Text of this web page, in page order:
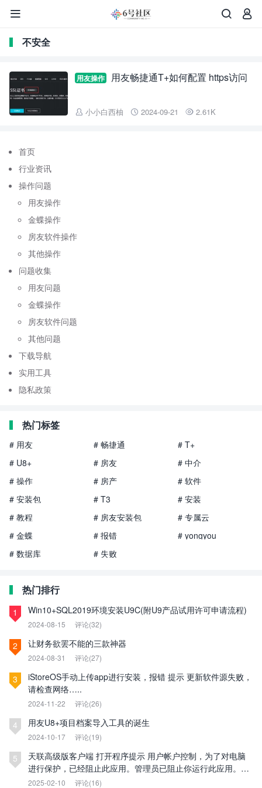



不安全
用友操作 用友畅捷通T+如何配置 https访问
 小小白西柚  2024-09-21  2.61K
首页
行业资讯
操作问题
用友操作
金蝶操作
房友软件操作
其他操作
问题收集
用友问题
金蝶操作
房友软件问题
其他问题
下载导航
实用工具
隐私政策
热门标签
# 用友 # 畅捷通
# T+
# U8+
# 房友
# 中介
# 操作
# 房产
# 软件
# 安装包
# T3
# 安装
# 教程
# 房友安装包
# 专属云
# 金蝶
# 报错
# yongyou
# 数据库
# 失败
热门排行
1 Win10+SQL2019环境安装U9C(附U9产品试用许可申请流程)
2024-08-15 评论(32)
2 让财务欲罢不能的三款神器
2024-08-31 评论(27)
3
iStoreOS手动上传app进行安装，报错 提示 更新软件源失败，
请检查网络…..
2024-11-22 评论(26)
4 用友U8+项目档案导入工具的诞生
2024-10-17 评论(19)
5
天联高级版客户端 打开程序提示 用户帐户控制，为了对电脑
进行保护，已经阻止此应用。管理员已阻止你运行此应用。有
关详细信息，请与管理员联系。
2025-02-10 评论(16)